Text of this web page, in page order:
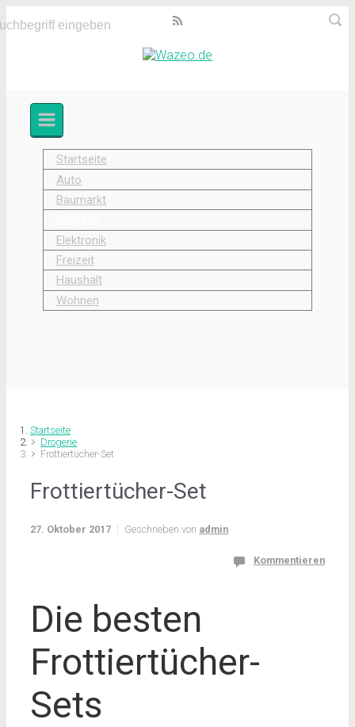
Zum
Startseite
Auto
Baumarkt
Elektronik
Freizeit
Haushalt
Wohnen
Startseite
Drogerie
Frottiertücher-Set
Frottiertücher-Set
27. Oktober 2017 Geschrieben von admin
Kommentieren
Die besten
Frottiertücher-
Sets